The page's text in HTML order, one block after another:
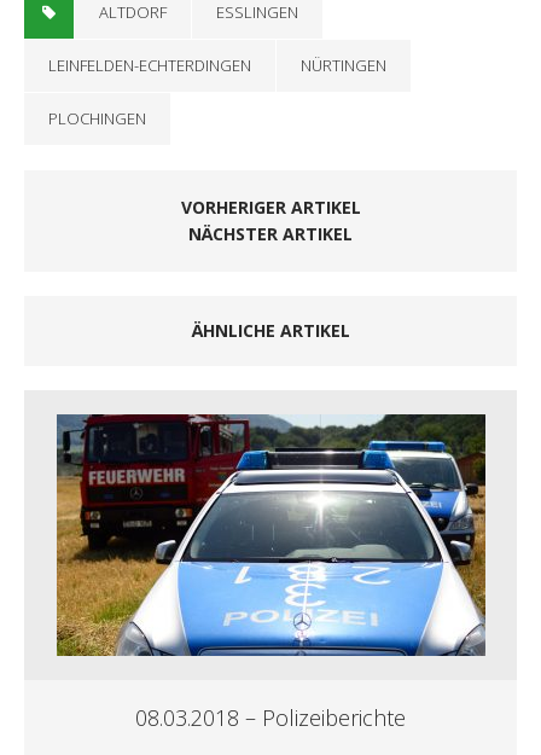
ALTDORF ESSLINGEN
LEINFELDEN-ECHTERDINGEN NÜRTINGEN
PLOCHINGEN
VORHERIGER ARTIKEL
NÄCHSTER ARTIKEL
ÄHNLICHE ARTIKEL
08.03.2018 – Polizeiberichte